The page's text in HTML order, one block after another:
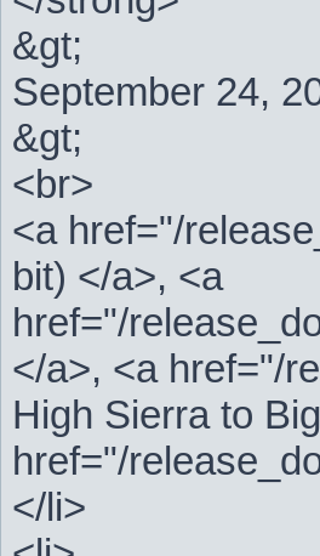
&gt;
September 24,
&gt;
<br>
<a href="/
bit) </a>, <a
href="/
</a>, <a href="/
High Sierra to
href="/
</li>